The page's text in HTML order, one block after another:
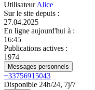
UtilisateurAlice
Sur le site depuis :
27.04.2025
En ligne aujourd'hui à :
16:45
Publications actives :
1974
Messages personnels
+33756915043
Disponible 24h/24, 7j/7